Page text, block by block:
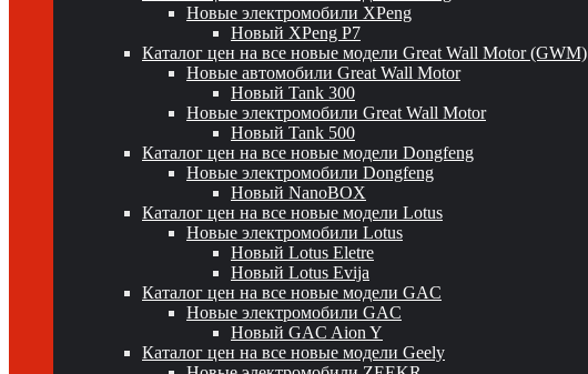
Новые электромобили XPeng
Новый XPeng P7
Каталог цен на все новые модели Great Wall Motor (GWM)
Новые автомобили Great Wall Motor
Новый Tank 300
Новые электромобили Great Wall Motor
Новый Tank 500
Каталог цен на все новые модели Dongfeng
Новые электромобили Dongfeng
Новый NanoBOX
Каталог цен на все новые модели Lotus
Новые электромобили Lotus
Новый Lotus Eletre
Новый Lotus Evija
Каталог цен на все новые модели GAC
Новые электромобили GAC
Новый GAC Aion Y
Каталог цен на все новые модели Geely